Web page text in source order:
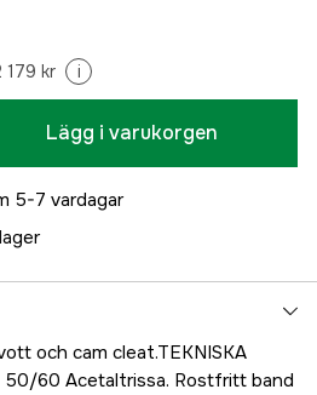
179 kr i
Lägg i varukorgen
5-7 vardagar
och cam cleat.TEKNISKA
50/60 Acetaltrissa. Rostfritt band